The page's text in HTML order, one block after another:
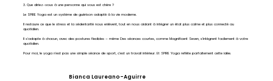
3. Que diriez-vous à une personne qui vous est chère ?
Le SPIRE Yoga est un système de guérison adapté à la vie moderne.
Il restaure ce que le stress et la sédentarité nous enlèvent, tout en nous aidant à intégrer un état plus calme et plus connecté au
quotidien.
Il s'adapte à chacun, avec des postures flexibles – même Des séances courtes, comme Magnificent Seven, s'intègrent facilement à votre
quotidien.
Pour moi, le yoga n'est pas une simple séance de sport, c'est un travail intérieur. Et SPIRE Yoga reflète parfaitement cette idée.
Bianca Laureano-Aguirre